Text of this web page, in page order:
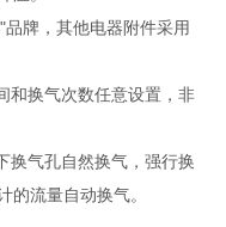
牌，其他电器附件采用
和换气次数任意设置，非
换气孔自然换气，强行换
的流量自动换气。